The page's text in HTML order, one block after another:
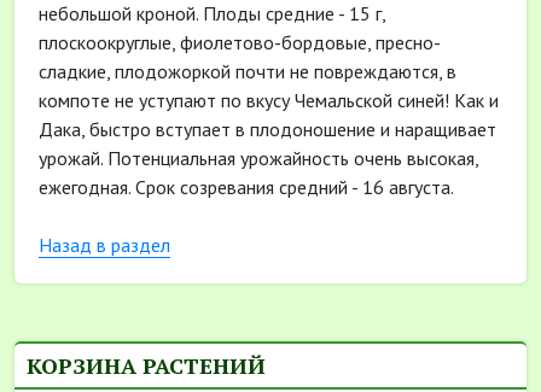
небольшой кроной. Плоды средние - 15 г,
плоскоокруглые, фиолетово-­бордовые, пресно-
сладкие, плодожоркой почти не повреждаются, в
компоте не уступают по вкусу Чемальской синей! Как и
Дака, быстро вступает в плодоношение и наращивает
урожай. Потенциальная урожайность очень высокая,
ежегодная. Срок созревания средний - 16 августа.
Назад в раздел
КОРЗИНА РАСТЕНИЙ